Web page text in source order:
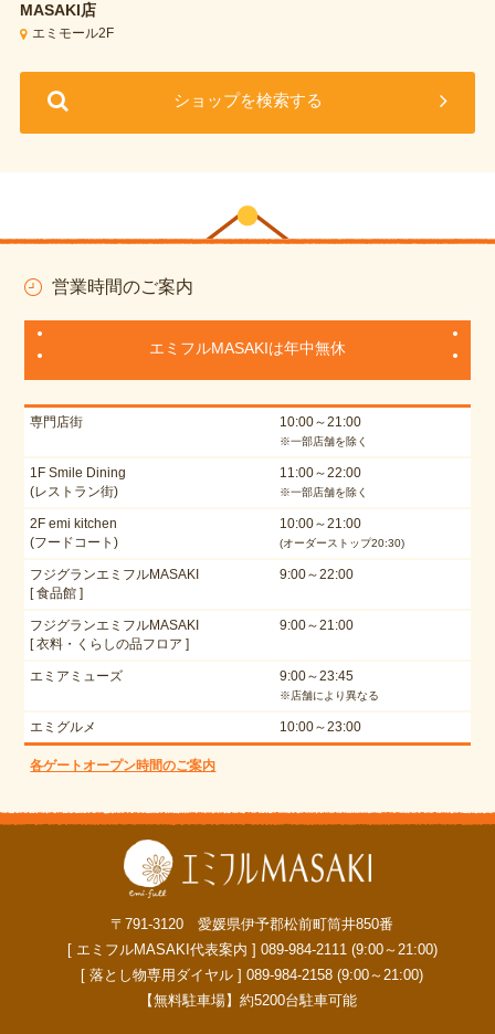
MASAKI店
エミモール2F
ショップを検索する
営業時間のご案内
エミフルMASAKIは年中無休
専門店街 10:00～21:00
※一部店舗を除く
1F Smile Dining
(レストラン街)
11:00～22:00
※一部店舗を除く
2F emi kitchen
(フードコート)
10:00～21:00
(オーダーストップ20:30)
フジグランエミフルMASAKI
[ 食品館 ]
9:00～22:00
フジグランエミフルMASAKI
[ 衣料・くらしの品フロア ]
9:00～21:00
エミアミューズ 9:00～23:45
※店舗により異なる
エミグルメ 10:00～23:00
各ゲートオープン時間のご案内
〒791-3120 愛媛県伊予郡松前町筒井850番
[ エミフルMASAKI代表案内 ] 089-984-2111 (9:00～21:00)
[ 落とし物専用ダイヤル ] 089-984-2158 (9:00～21:00)
【無料駐車場】約5200台駐車可能